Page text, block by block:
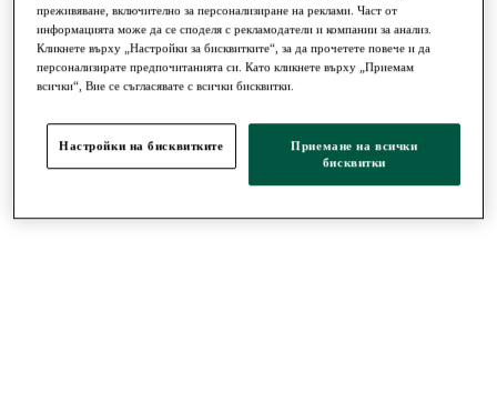
●
преживяване, включително за персонализиране на реклами. Част от
информацията може да се споделя с рекламодатели и компании за анализ.
Кликнете върху „Настройки за бисквитките“, за да прочетете повече и да
персонализирате предпочитанията си. Като кликнете върху „Приемам
всички“, Вие се съгласявате с всички бисквитки.
Настройки на бисквитките
Приемане на всички
бисквитки